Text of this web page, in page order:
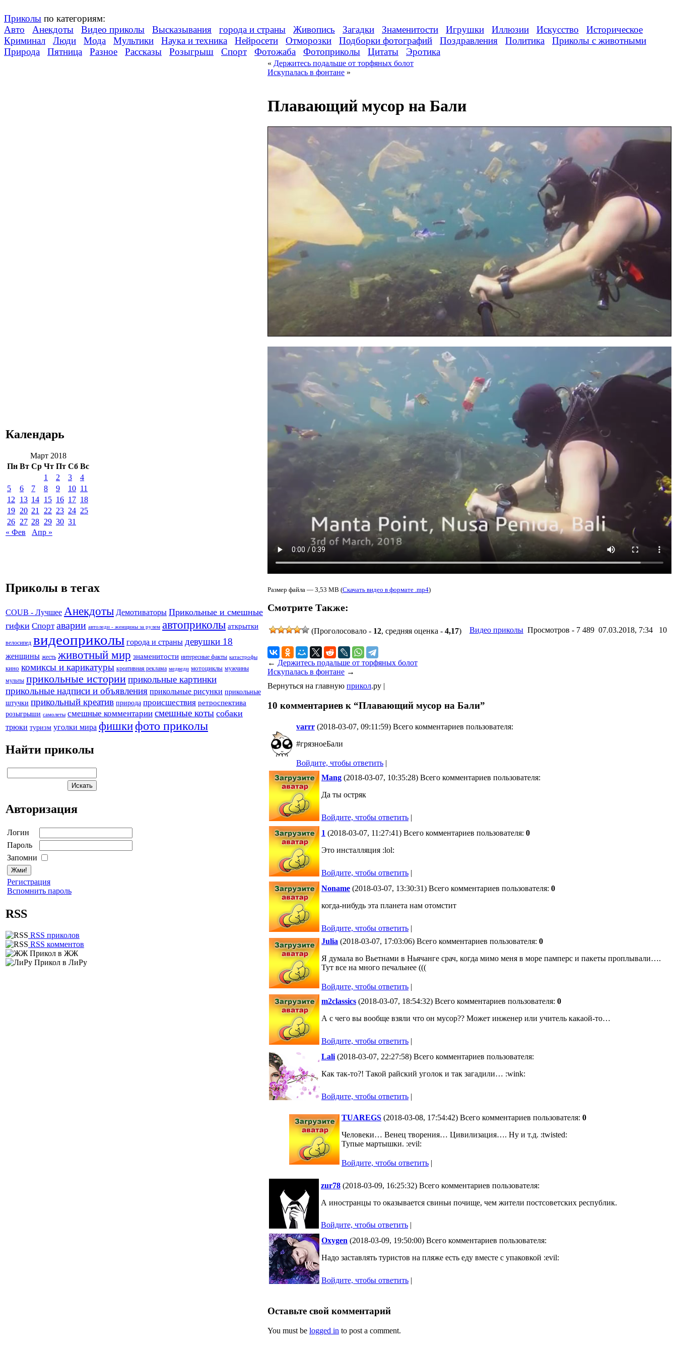
Приколы по категориям:
Авто
Анекдоты Видео приколы Высказывания города и страны Живопись Загадки Знаменитости Игрушки Иллюзии Искусство
Историческое
Криминал
Люди Мода Мультики Наука и техника Нейросети Отморозки Подборки фотографий Поздравления Политика
Приколы с животными
Природа
Пятница Разное Рассказы Розыгрыш Спорт Фотожаба Фотоприколы Цитаты Эротика
Календарь
Март 2018
Пн Вт Ср Чт Пт Сб Вс
1
2 3
4
5
6 7 8 9 10 11
12
13 14 15 16 17 18
19 20 21 22 23 24 25
26 27 28 29 30 31
« Фев
Апр »
Приколы в тегах
COUB - Лучшее Анекдоты Демотиваторы Прикольные и смешные
гифки Спорт аварии автоледи - женщины за рулем автоприколы аткрытки
велосипед видеоприколы города и страны девушки 18
женщины жесть животный мир знаменитости интересные факты катастрофы
кино комиксы и карикатуры креативная реклама медведи мотоциклы мужчины
мульты прикольные историиприкольные картинки
прикольные надписи и объявления прикольные рисунки прикольные
штучки прикольный креатив природа происшествия ретроспектива
розыгрыши самолеты смешные комментарии смешные коты собаки
трюки туризм уголки мира фишкифото приколы
Найти приколы
Авторизация
Логин
Пароль
Запомни
Регистрация
Вспомнить пароль
RSS
RSS приколов
RSS комментов
Прикол в ЖЖ
Прикол в ЛиРу
« Держитесь подальше от торфяных болот
Искупалась в фонтане »
Плавающий мусор на Бали
Размер файла — 3,53 MB (Скачать видео в формате .mp4)
Смотрите Также:
(Проголосовало - 12, средняя оценка - 4,17) Видео приколы Просмотров - 7 489 07.03.2018, 7:34 10
← Держитесь подальше от торфяных болот
Искупалась в фонтане →
Вернуться на главную прикол.ру |
10 комментариев к “Плавающий мусор на Бали”
varrr (2018-03-07, 09:11:59) Всего комментариев пользователя:
#грязноеБали
Войдите, чтобы ответить |
Mang (2018-03-07, 10:35:28) Всего комментариев пользователя:
Да ты остряк
Войдите, чтобы ответить |
1 (2018-03-07, 11:27:41) Всего комментариев пользователя: 0
Это инсталляция :lol:
Войдите, чтобы ответить |
Noname (2018-03-07, 13:30:31) Всего комментариев пользователя: 0
когда-нибудь эта планета нам отомстит
Войдите, чтобы ответить |
Julia (2018-03-07, 17:03:06) Всего комментариев пользователя: 0
Я думала во Вьетнами в Ньячанге срач, когда мимо меня в море памперс и пакеты проплывали….
Тут все на много печальнее (((
Войдите, чтобы ответить |
m2classics (2018-03-07, 18:54:32) Всего комментариев пользователя: 0
А с чего вы вообще взяли что он мусор?? Может инженер или учитель какаой-то…
Войдите, чтобы ответить |
Lali (2018-03-07, 22:27:58) Всего комментариев пользователя:
Как так-то?! Такой райский уголок и так загадили… :wink:
Войдите, чтобы ответить |
TUAREGS (2018-03-08, 17:54:42) Всего комментариев пользователя: 0
Человеки… Венец творения… Цивилизация…. Ну и т.д. :twisted:
Тупые мартышки. :evil:
Войдите, чтобы ответить |
zur78 (2018-03-09, 16:25:32) Всего комментариев пользователя:
А иностранцы то оказывается свиньи почище, чем жители постсоветских республик.
Войдите, чтобы ответить |
Oxygen (2018-03-09, 19:50:00) Всего комментариев пользователя:
Надо заставлять туристов на пляже есть еду вместе с упаковкой :evil:
Войдите, чтобы ответить |
Оставьте свой комментарий
You must be logged in to post a comment.